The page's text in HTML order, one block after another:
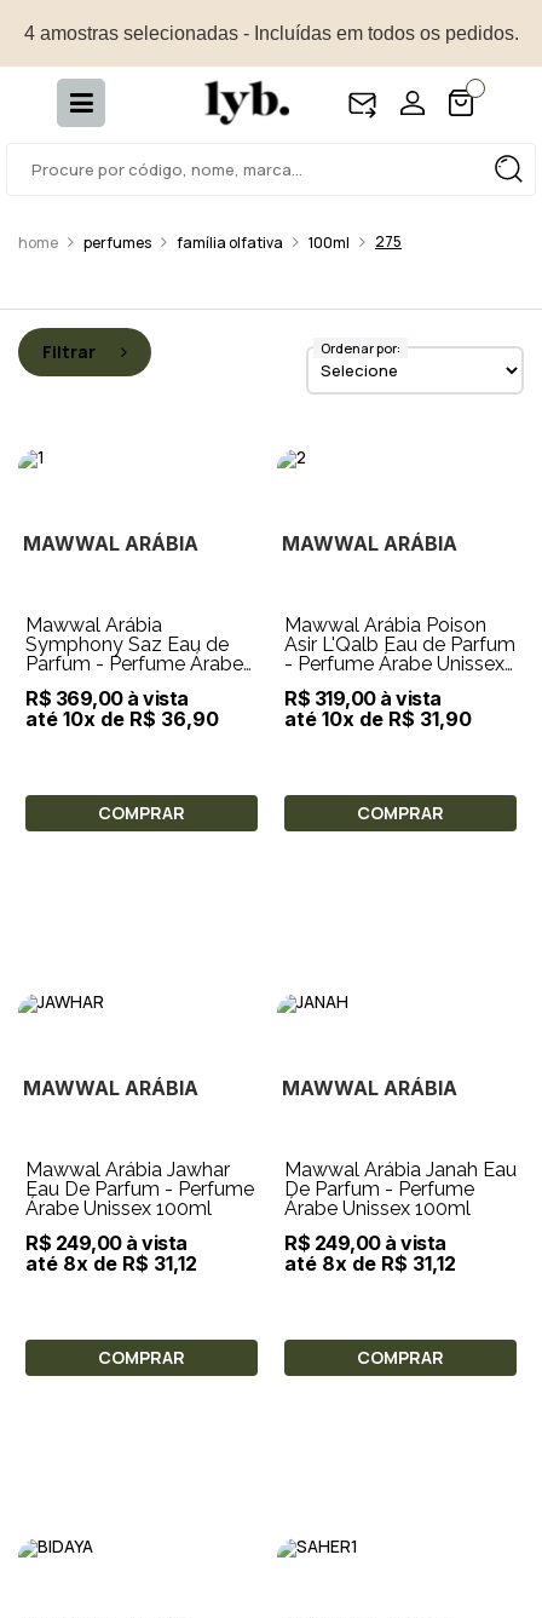
4 amostras selecionadas - Incluídas em todos os pedidos.
perfumes família olfativa 100ml 275
Filtrar Ordenar por:
MAWWAL ARÁBIA
Mawwal Arábia
Symphony Saz Eau de
Parfum - Perfume Árabe
R$ 369,00 à vista
até 10x de R$ 36,90
COMPRAR
MAWWAL ARÁBIA
Mawwal Arábia Poison
Asir L'Qalb Eau de Parfum
- Perfume Árabe Unissex
R$ 319,00 à vista
até 10x de R$ 31,90
COMPRAR
MAWWAL ARÁBIA
Mawwal Arábia Jawhar
Eau De Parfum - Perfume
Árabe Unissex 100ml
R$ 249,00 à vista
até 8x de R$ 31,12
COMPRAR
MAWWAL ARÁBIA
Mawwal Arábia Janah Eau
De Parfum - Perfume
Árabe Unissex 100ml
R$ 249,00 à vista
até 8x de R$ 31,12
COMPRAR